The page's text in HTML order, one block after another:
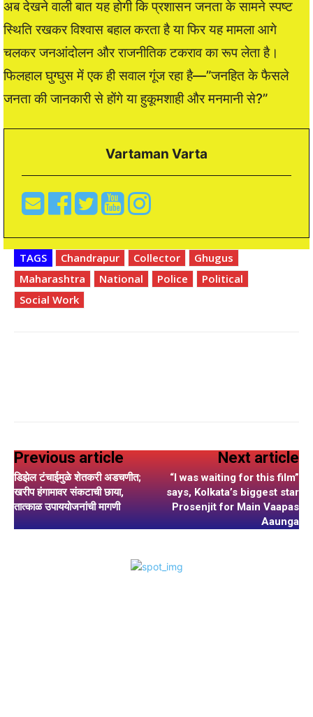
अब देखने वाली बात यह होगी कि प्रशासन जनता के सामने स्पष्ट
स्थिति रखकर विश्वास बहाल करता है या फिर यह मामला आगे
चलकर जनआंदोलन और राजनीतिक टकराव का रूप लेता है।
फिलहाल घुग्घुस में एक ही सवाल गूंज रहा है—”जनहित के फैसले
जनता की जानकारी से होंगे या हुकूमशाही और मनमानी से?”
Vartaman Varta
TAGS Chandrapur Collector
Ghugus
Maharashtra
National Police
Political
Social Work
Previous article
डिझेल टंचाईमुळे शेतकरी अडचणीत;
खरीप हंगामावर संकटाची छाया,
तात्काळ उपाययोजनांची मागणी
Next article
“I was waiting for this film”
says, Kolkata’s biggest star
Prosenjit for Main Vaapas
Aaunga